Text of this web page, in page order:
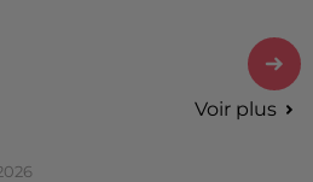
Voir plus